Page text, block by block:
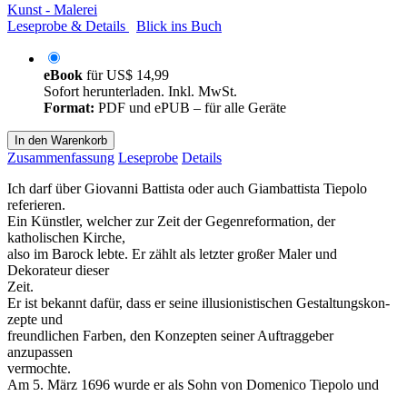
Kunst - Malerei
Leseprobe & Details
Blick ins Buch
eBook fürUS$ 14,99
Sofort herunterladen. Inkl. MwSt.
Format: PDF und ePUB – für alle Geräte
In den Warenkorb
Zusammenfassung Leseprobe Details
Ich darf über Giovanni Battista oder auch Giambattista Tiepolo
referieren.
Ein Künstler, welcher zur Zeit der Gegenreformation, der
katholischen Kirche,
also im Barock lebte. Er zählt als letzter großer Maler und
Dekorateur dieser
Zeit.
Er ist bekannt dafür, dass er seine illusionistischen Gestaltungskon-
zepte und
freundlichen Farben, den Konzepten seiner Auftraggeber
anzupassen
vermochte.
Am 5. März 1696 wurde er als Sohn von Domenico Tiepolo und